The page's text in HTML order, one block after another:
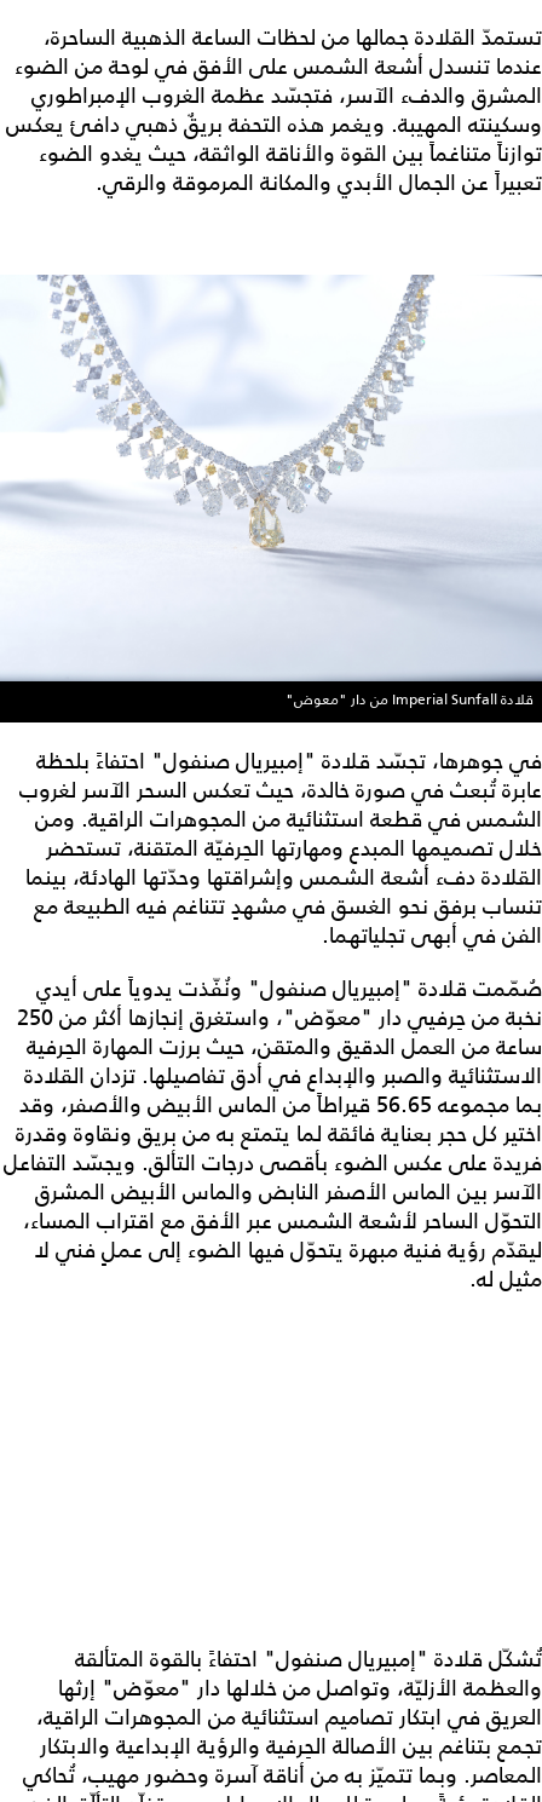
تستمدّ القلادة جمالها من لحظات الساعة الذهبية الساحرة،
عندما تنسدل أشعة الشمس على الأفق في لوحة من الضوء
المشرق والدفء الآسر، فتجسّد عظمة الغروب الإمبراطوري
وسكينته المهيبة. ويغمر هذه التحفة بريقٌ ذهبي دافئ يعكس
توازناً متناغماً بين القوة والأناقة الواثقة، حيث يغدو الضوء
تعبيراً عن الجمال الأبدي والمكانة المرموقة والرقي.
قلادة Imperial Sunfall من دار "معوض"
في جوهرها، تجسّد قلادة "إمبيريال صنفول" احتفاءً بلحظة
عابرة تُبعث في صورة خالدة، حيث تعكس السحر الآسر لغروب
الشمس في قطعة استثنائية من المجوهرات الراقية. ومن
خلال تصميمها المبدع ومهارتها الحِرفيّة المتقنة، تستحضر
القلادة دفء أشعة الشمس وإشراقتها وحدّتها الهادئة، بينما
تنساب برفق نحو الغسق في مشهدٍ تتناغم فيه الطبيعة مع
الفن في أبهى تجلياتهما.
صُمّمت قلادة "إمبيريال صنفول" ونُفّذت يدوياً على أيدي
نخبة من حِرفيي دار "معوّض"، واستغرق إنجازها أكثر من 250
ساعة من العمل الدقيق والمتقن، حيث برزت المهارة الحِرفية
الاستثنائية والصبر والإبداع في أدق تفاصيلها. تزدان القلادة
بما مجموعه 56.65 قيراطاً من الماس الأبيض والأصفر، وقد
اختير كل حجر بعناية فائقة لما يتمتع به من بريق ونقاوة وقدرة
فريدة على عكس الضوء بأقصى درجات التألق. ويجسّد التفاعل
الآسر بين الماس الأصفر النابض والماس الأبيض المشرق
التحوّل الساحر لأشعة الشمس عبر الأفق مع اقتراب المساء،
ليقدّم رؤية فنية مبهرة يتحوّل فيها الضوء إلى عملٍ فني لا
مثيل له.
تُشكّل قلادة "إمبيريال صنفول" احتفاءً بالقوة المتألقة
والعظمة الأزليّة، وتواصل من خلالها دار "معوّض" إرثها
العريق في ابتكار تصاميم استثنائية من المجوهرات الراقية،
تجمع بتناغم بين الأصالة الحِرفية والرؤية الإبداعية والابتكار
المعاصر. وبما تتميّز به من أناقة آسرة وحضور مهيب، تُحاكي